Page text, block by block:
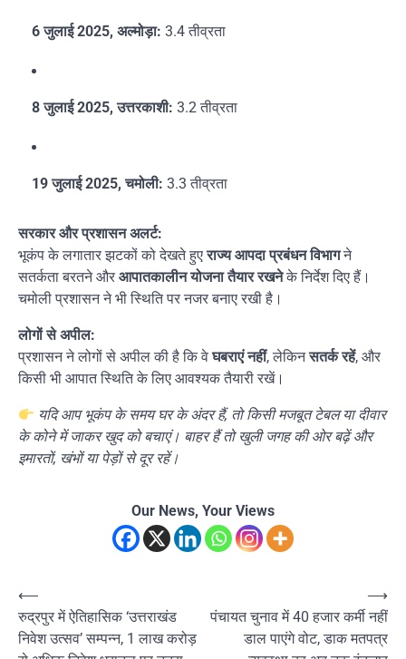
6 जुलाई 2025, अल्मोड़ा: 3.4 तीव्रता
8 जुलाई 2025, उत्तरकाशी: 3.2 तीव्रता
19 जुलाई 2025, चमोली: 3.3 तीव्रता
सरकार और प्रशासन अलर्ट:
भूकंप के लगातार झटकों को देखते हुएराज्य आपदा प्रबंधन विभागने
सतर्कता बरतने और आपातकालीन योजना तैयार रखनेके निर्देश दिए हैं।
चमोली प्रशासन ने भी स्थिति पर नजर बनाए रखी है।
लोगों से अपील:
प्रशासन ने लोगों से अपील की है कि वेघबराएं नहीं, लेकिनसतर्क रहें, और
किसी भी आपात स्थिति के लिए आवश्यक तैयारी रखें।
यदि आप भूकंप के समय घर के अंदर हैं, तो किसी मजबूत टेबल या दीवार
के कोने में जाकर खुद को बचाएं। बाहर हैं तो खुली जगह की ओर बढ़ें और
इमारतों, खंभों या पेड़ों से दूर रहें।
Our News, Your Views
Post
navigation
⟵
रुद्रपुर में ऐतिहासिक ‘उत्तराखंड
निवेश उत्सव’ सम्पन्न, 1 लाख करोड़
पंचायत चुनाव में 40 हजार कर्मी नहीं
डाल पाएंगे वोट, डाक मतपत्र
⟶